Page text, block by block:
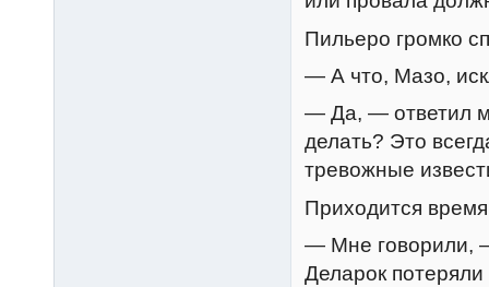
Пильеро громко
— А что, Мазо,
— Да, — ответил
делать? Это
тревожные
Приходится
— Мне говорили,
Деларок